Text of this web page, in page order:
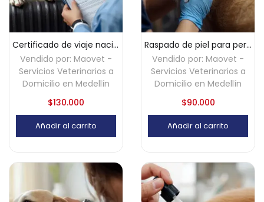
Certificado de viaje nacional para mascotas – Medellín
Vendido por: Maovet -
Servicios Veterinarios a
Domicilio en Medellín
$130.000
Añadir al carrito
Raspado de piel para perros y gatos a domicilio – Medellín
Vendido por: Maovet -
Servicios Veterinarios a
Domicilio en Medellín
$90.000
Añadir al carrito